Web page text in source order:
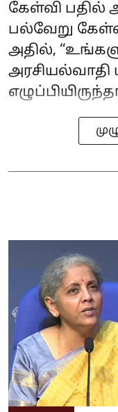
கேள்வி பதில்
பல்வேறு
அதில்,
அரசியல்வாதி